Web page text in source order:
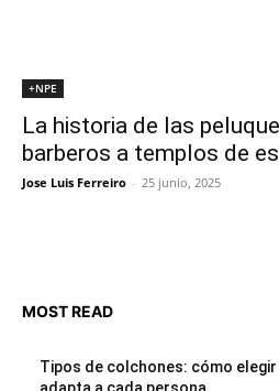
+NPE
La historia de las
barberos a templos de
Jose Luis Ferreiro - 25 junio, 2025
MOST READ
Tipos de colchones: cómo